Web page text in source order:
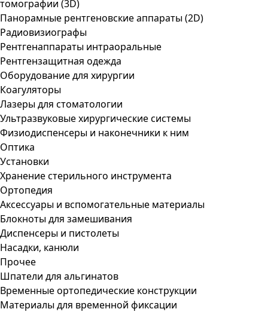
томографии (3D)
Панорамные рентгеновские аппараты (2D)
Радиовизиографы
Рентгенаппараты интраоральные
Рентгензащитная одежда
Оборудование для хирургии
Коагуляторы
Лазеры для стоматологии
Ультразвуковые хирургические системы
Физиодиспенсеры и наконечники к ним
Оптика
Установки
Хранение стерильного инструмента
Ортопедия
Аксессуары и вспомогательные материалы
Блокноты для замешивания
Диспенсеры и пистолеты
Насадки, канюли
Прочее
Шпатели для альгинатов
Временные ортопедические конструкции
Материалы для временной фиксации